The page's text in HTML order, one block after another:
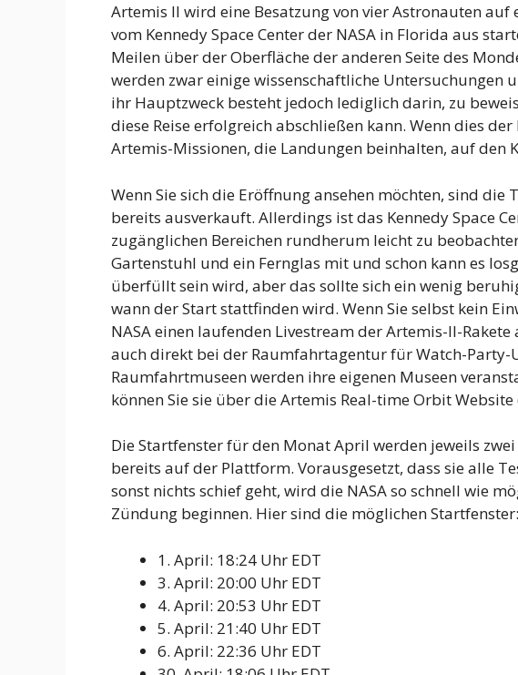
Artemis II wird eine Besatzung von vier Astronauten auf
vom Kennedy Space Center der NASA in Florida aus
Meilen über der Oberfläche der anderen Seite des
werden zwar einige wissenschaftliche Untersuchungen
ihr Hauptzweck besteht jedoch lediglich darin, zu
diese Reise erfolgreich abschließen kann. Wenn dies
Artemis-Missionen, die Landungen beinhalten, auf den
Wenn Sie sich die Eröffnung ansehen möchten, sind
bereits ausverkauft. Allerdings ist das Kennedy Space
zugänglichen Bereichen rundherum leicht zu
Gartenstuhl und ein Fernglas mit und schon kann es
überfüllt sein wird, aber das sollte sich ein wenig
wann der Start stattfinden wird. Wenn Sie selbst kein
NASA einen laufenden Livestream der Artemis-II-
auch direkt bei der Raumfahrtagentur für Watch-Party-
Raumfahrtmuseen werden ihre eigenen Museen
können Sie sie über die Artemis Real-time Orbit Website
Die Startfenster für den Monat April werden jeweils
bereits auf der Plattform. Vorausgesetzt, dass sie alle
sonst nichts schief geht, wird die NASA so schnell wie
Zündung beginnen. Hier sind die möglichen Startfenster:
1. April: 18:24 Uhr EDT
3. April: 20:00 Uhr EDT
4. April: 20:53 Uhr EDT
5. April: 21:40 Uhr EDT
6. April: 22:36 Uhr EDT